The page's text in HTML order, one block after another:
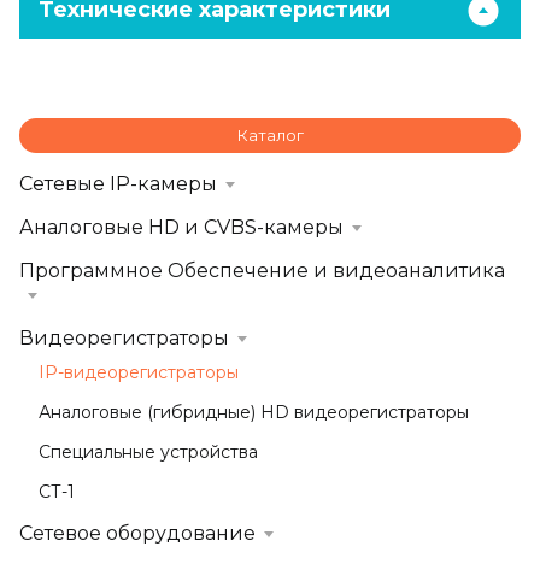
Технические характеристики
Каталог
Сетевые IP-камеры
Аналоговые HD и CVBS-камеры
Программное Обеспечение и видеоаналитика
Видеорегистраторы
IP-видеорегистраторы
Аналоговые (гибридные) HD видеорегистраторы
Специальные устройства
СТ-1
Сетевое оборудование